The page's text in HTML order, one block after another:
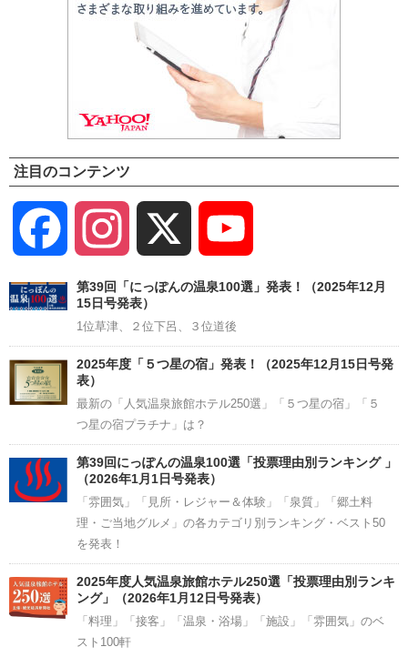
注目のコンテンツ
Facebook Instagram
Channel
第39回「にっぽんの温泉100選」発表！（2025年12月
15日号発表）
1位草津、２位下呂、３位道後
2025年度「５つ星の宿」発表！（2025年12月15日号発
表）
最新の「人気温泉旅館ホテル250選」「５つ星の宿」「５
つ星の宿プラチナ」は？
第39回にっぽんの温泉100選「投票理由別ランキング 」
（2026年1月1日号発表）
「雰囲気」「見所・レジャー＆体験」「泉質」「郷土料
理・ご当地グルメ」の各カテゴリ別ランキング・ベスト50
を発表！
2025年度人気温泉旅館ホテル250選「投票理由別ランキ
ング」（2026年1月12日号発表）
「料理」「接客」「温泉・浴場」「施設」「雰囲気」のベ
スト100軒